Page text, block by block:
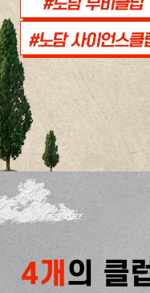
4개 의 클